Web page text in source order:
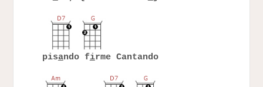
pisando firme Cantando